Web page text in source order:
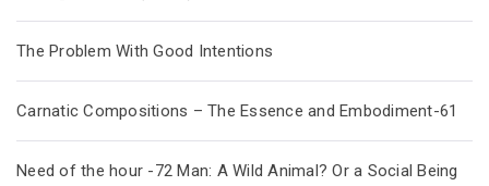
The Problem With Good Intentions
Carnatic Compositions – The Essence and Embodiment-61
Need of the hour -72 Man: A Wild Animal? Or a Social Being